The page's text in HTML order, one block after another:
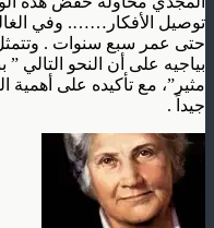
توصيل الأفكار……. وفي
حتى عمر سبع سنوات .
بياجيه على أن النحو التالي
مثير”، مع تأكيده على أهمية
جيداً .